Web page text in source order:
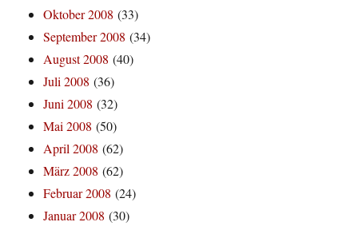
Oktober 2008 (33)
September 2008 (34)
August 2008 (40)
Juli 2008 (36)
Juni 2008 (32)
Mai 2008 (50)
April 2008 (62)
März 2008 (62)
Februar 2008 (24)
Januar 2008 (30)